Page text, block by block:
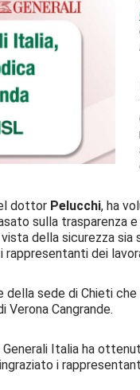
dottor Pelucchi, ha
sulla trasparenza
della sicurezza
dei
sede di Chieti
Verona Cangrande.
Italia ha
i